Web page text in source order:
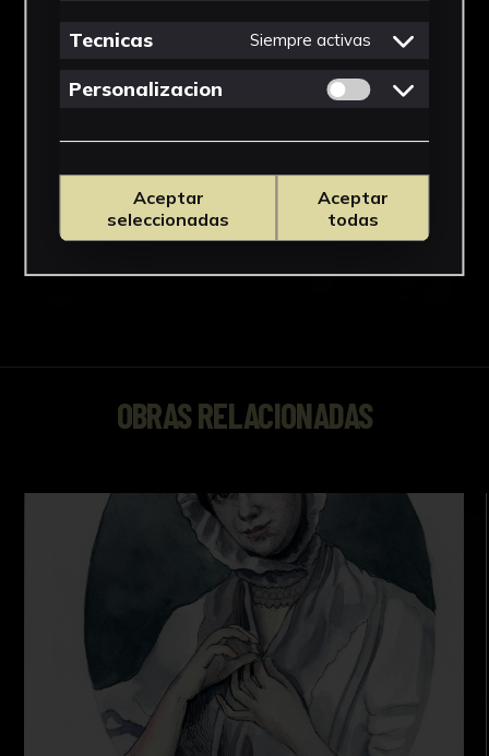
OBRAS RELACIONADAS
Tecnicas Siempre activas
Personalizacion Permitir cookies
Aceptar
seleccionadas
Aceptar
todas